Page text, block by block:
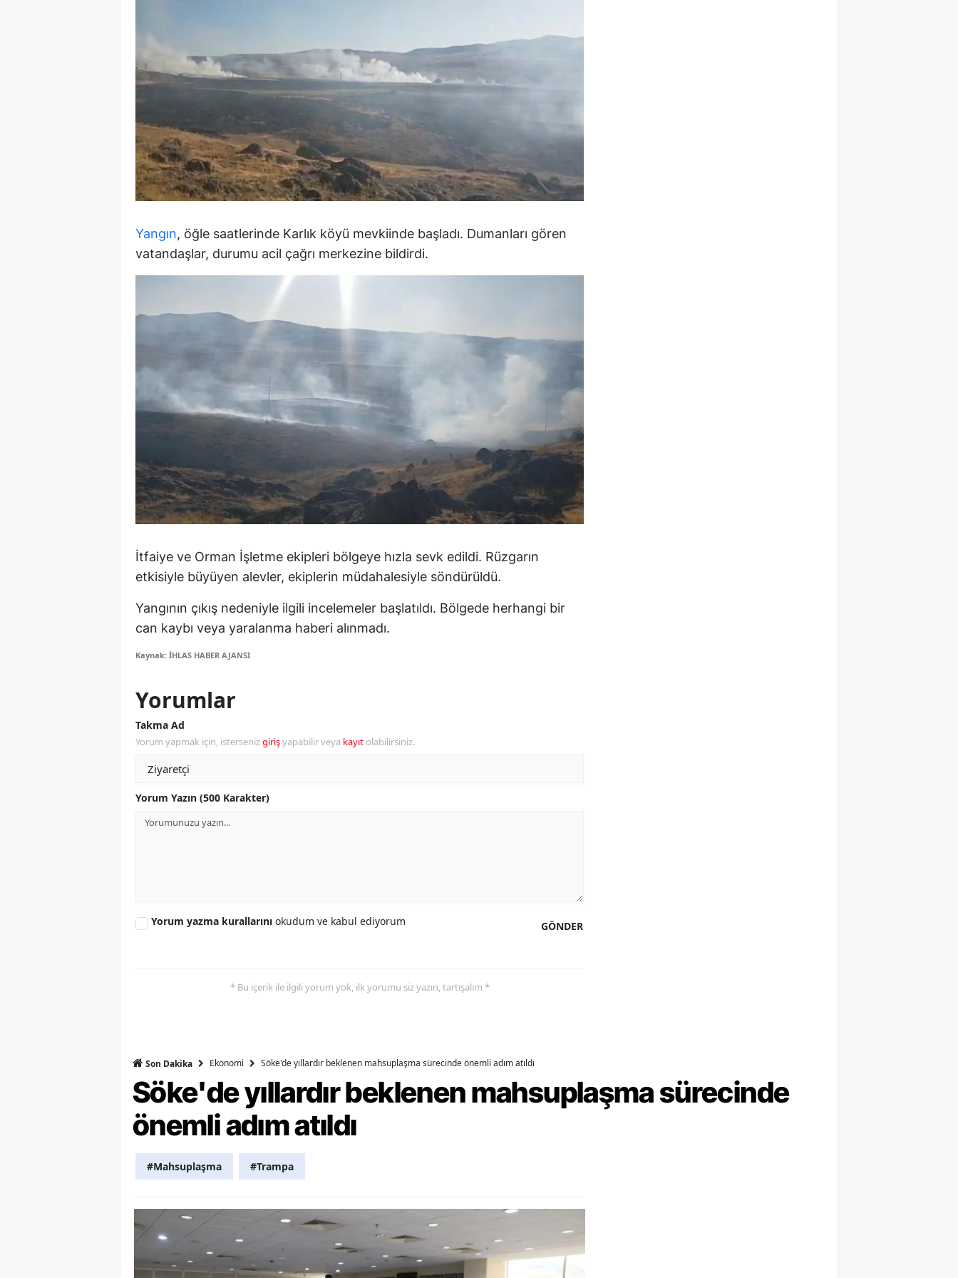
Elazığ
Erzincan
Erzurum
Eskişehir
Gaziantep
Giresun
Hakkari
İstanbul
İzmir
Kars
Kayseri
Kırklareli
Kocaeli
Konya
Kütahya
Mardin
Rize
Samsun
Sivas
Tekirdağ
Tokat
Şanlıurfa
Uşak
Van
Yangın, öğle saatlerinde Karlık köyü mevkiinde başladı. Dumanları gören
vatandaşlar, durumu acil çağrı merkezine bildirdi.
İtfaiye ve Orman İşletme ekipleri bölgeye hızla sevk edildi. Rüzgarın
etkisiyle büyüyen alevler, ekiplerin müdahalesiyle söndürüldü.
Yangının çıkış nedeniyle ilgili incelemeler başlatıldı. Bölgede herhangi bir
can kaybı veya yaralanma haberi alınmadı.
Kaynak: İHLAS HABER AJANSI
Yorumlar
Takma Ad
Yorum yapmak için, istersenizgirişyapabilir veya kayıt olabilirsiniz.
Yorum Yazın (500 Karakter)
GÖNDER
Yorum yazma kurallarını okudum ve kabul ediyorum
* Bu içerik ile ilgili yorum yok, ilk yorumu siz yazın, tartışalım *
Son Dakika Ekonomi Söke'de yıllardır beklenen mahsuplaşma sürecinde önemli adım atıldı
Söke'de yıllardır beklenen mahsuplaşma sürecinde
önemli adım atıldı
#Mahsuplaşma #Trampa